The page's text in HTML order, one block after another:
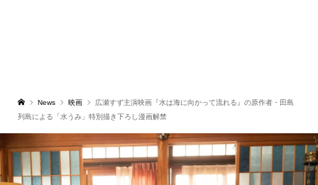
News 映画
広瀬すず主演映画『水は海に向かって流れる』の原作者・田島
列島による「水うみ」特別描き下ろし漫画解禁